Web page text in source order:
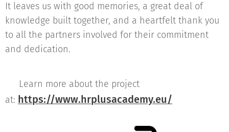
It leaves us with good memories, a great deal of
knowledge built together, and a heartfelt thank you
to all the partners involved for their commitment
and dedication. 💙
🌐 Learn more about the project
at: https://www.hrplusacademy.eu/